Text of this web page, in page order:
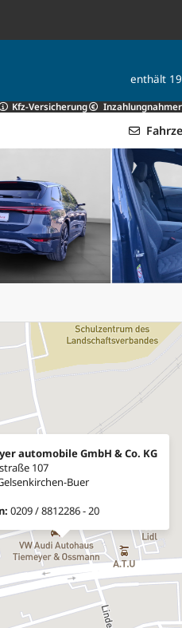
enthält
Kfz-Versicherung
automobile GmbH & Co. KG
107
Buer
0209 / 8812286 - 20